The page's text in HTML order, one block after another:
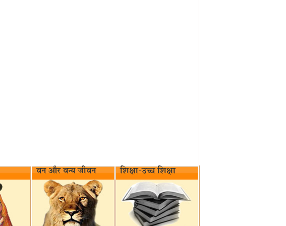
वन और वन्य जीवन‌ शिक्षा-उच्च शिक्षा